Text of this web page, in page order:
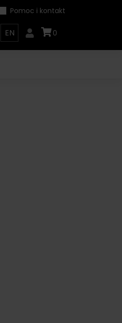
Pomoc i kontakt
EN 0